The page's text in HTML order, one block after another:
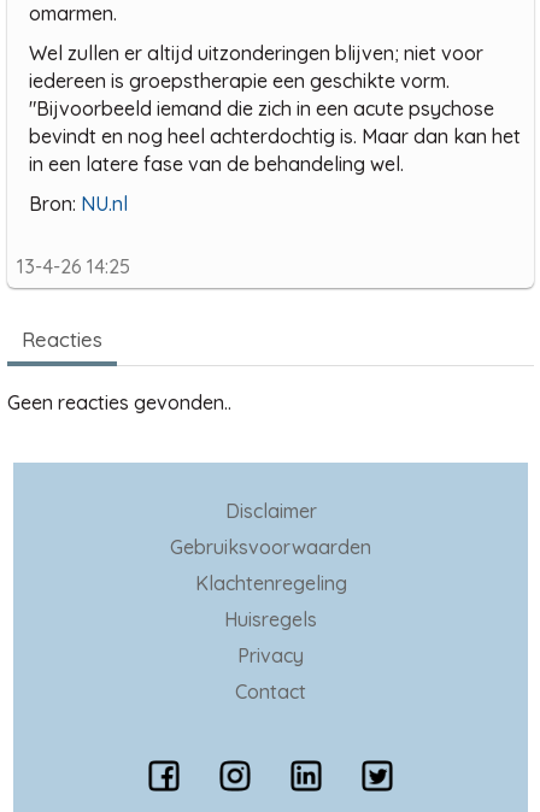
omarmen.
Wel zullen er altijd uitzonderingen blijven; niet voor
iedereen is groepstherapie een geschikte vorm.
"Bijvoorbeeld iemand die zich in een acute psychose
bevindt en nog heel achterdochtig is. Maar dan kan het
in een latere fase van de behandeling wel.
Bron: NU.nl
13-4-26 14:25
Reacties
Geen reacties gevonden..
Disclaimer
Gebruiksvoorwaarden
Klachtenregeling
Huisregels
Privacy
Contact